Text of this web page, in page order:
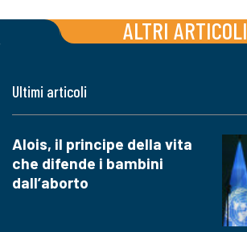
ALTRI ARTICOLI
Ultimi articoli
Alois, il principe della vita
che difende i bambini
dall’aborto